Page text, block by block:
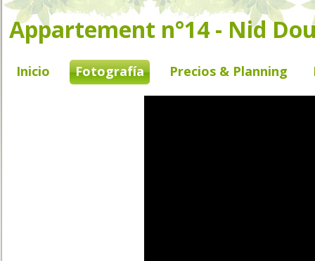
Appartement n°14 - Nid
Inicio Fotografía Precios & Planning